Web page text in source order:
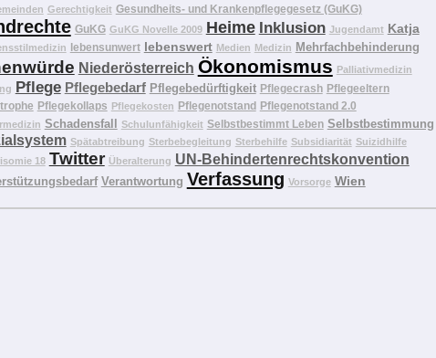
Gerechtigkeit Gesundheits- und Krankenpflegegesetz (GuKG)
GuKG GuKG Novelle 2009 Heime Inklusion Jugendamt Katja
lebensunwert lebenswert Medien Medizin Mehrfachbehinderung
Niederösterreich Ökonomismus Palliativmedizin
Pflege Pflegebedarf Pflegebedürftigkeit Pflegecrash Pflegeeltern
Pflegekollaps Pflegekosten Pflegenotstand Pflegenotstand 2.0
Schadensfall Schulunfähigkeit Selbstbestimmt Leben Selbstbestimmung
Spätabtreibung Sterbebegleitung Sterbehilfe Subsidiarität Suizidhilfe
18 Twitter Überalterung UN-Behindertenrechtskonvention
Verantwortung Verfassung Vorsorge Wien